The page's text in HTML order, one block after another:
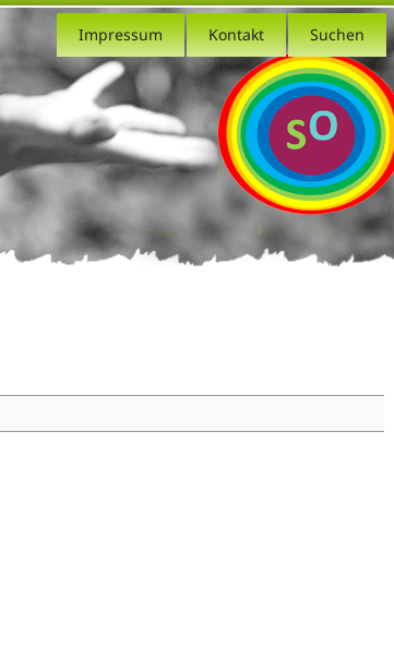
Impressum Kontakt Suchen